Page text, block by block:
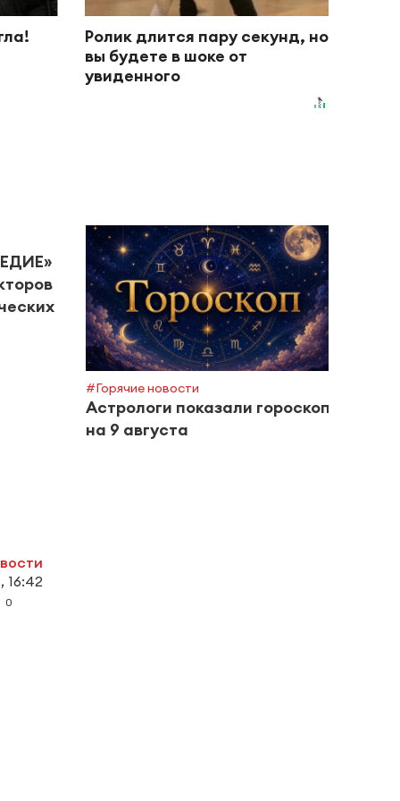
Ролик длится пару секунд, но
вы будете в шоке от
увиденного
#Горячие новости
Астрологи показали гороскоп
на 9 августа
16:42
0